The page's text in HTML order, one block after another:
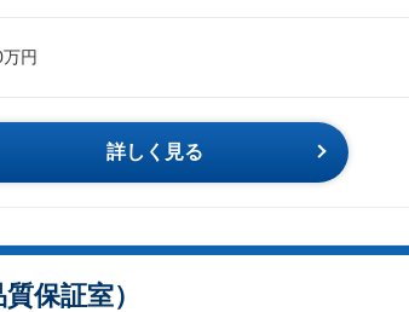
円
詳しく見る
保証室）